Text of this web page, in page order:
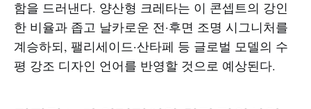
함을 드러낸다. 양산형 크레타는 이 콘셉트의 강인
한 비율과 좁고 날카로운 전·후면 조명 시그니처를
계승하되, 팰리세이드·산타페 등 글로벌 모델의 수
평 강조 디자인 언어를 반영할 것으로 예상된다.​